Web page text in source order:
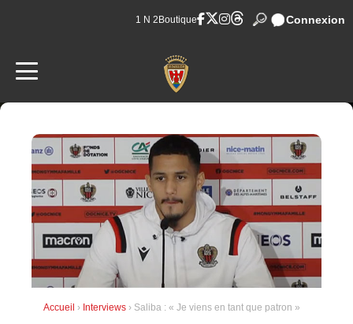
1 N 2 Boutique Connexion
Accueil › Interviews › Saliba : « Je viens en tant que patron »